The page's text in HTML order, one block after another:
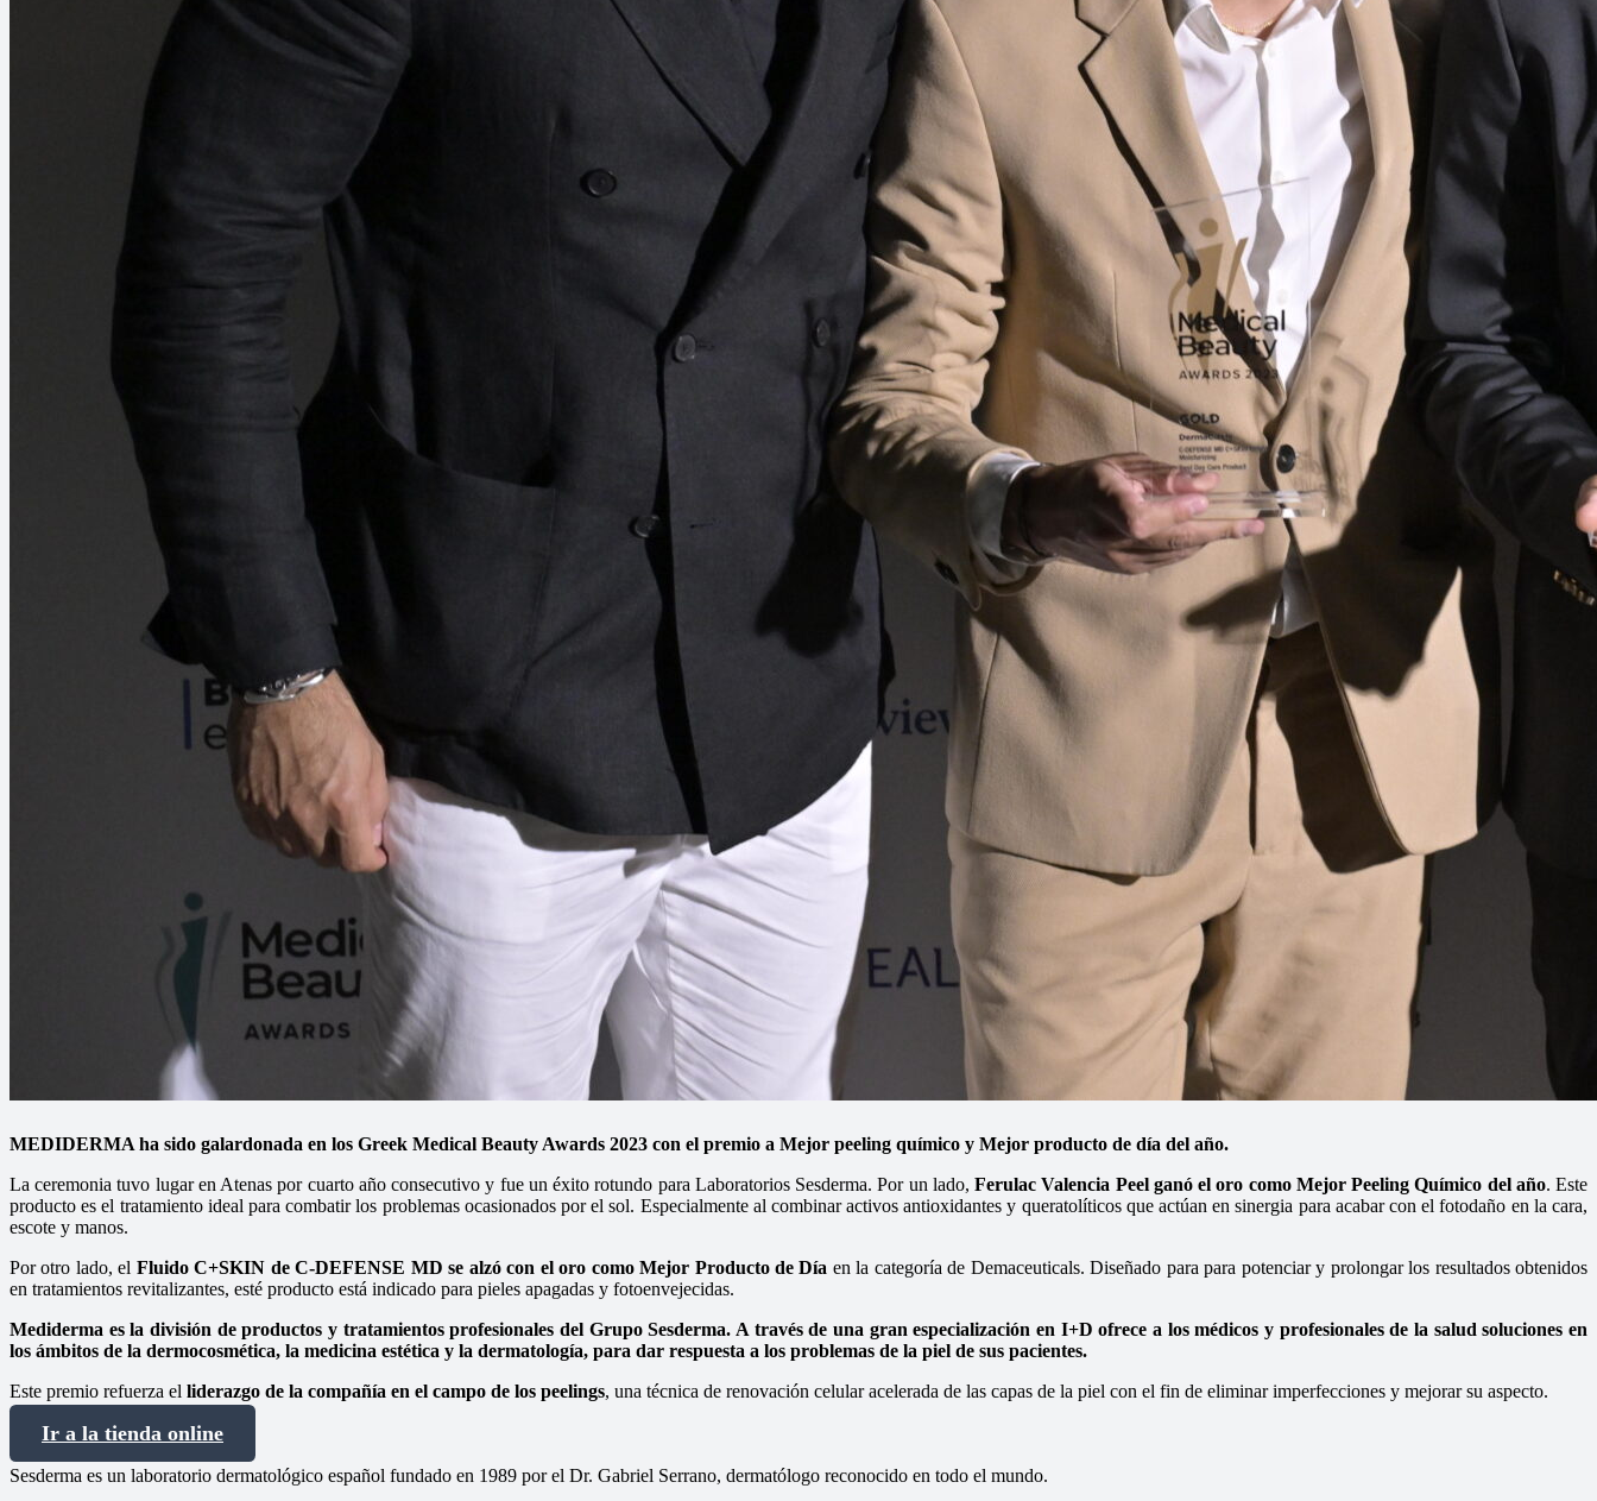
MEDIDERMA ha sido galardonada en los Greek Medical Beauty Awards 2023 con el premio a Mejor peeling químico y Mejor producto de día del año.
La ceremonia tuvo lugar en Atenas por cuarto año consecutivo y fue un éxito rotundo para Laboratorios Sesderma. Por un lado, Ferulac Valencia Peel ganó el oro como Mejor Peeling Químico del año. Este
producto es el tratamiento ideal para combatir los problemas ocasionados por el sol. Especialmente al combinar activos antioxidantes y queratolíticos que actúan en sinergia para acabar con el fotodaño en la cara,
escote y manos.
Por otro lado, el Fluido C+SKIN de C-DEFENSE MD se alzó con el oro como Mejor Producto de Día en la categoría de Demaceuticals. Diseñado para para potenciar y prolongar los resultados obtenidos
en tratamientos revitalizantes, esté producto está indicado para pieles apagadas y fotoenvejecidas.
Mediderma es la división de productos y tratamientos profesionales del Grupo Sesderma. A través de una gran especialización en I+D ofrece a los médicos y profesionales de la salud soluciones en
los ámbitos de la dermocosmética, la medicina estética y la dermatología, para dar respuesta a los problemas de la piel de sus pacientes.
Este premio refuerza el liderazgo de la compañía en el campo de los peelings, una técnica de renovación celular acelerada de las capas de la piel con el fin de eliminar imperfecciones y mejorar su aspecto.
Ir a la tienda online
Sesderma es un laboratorio dermatológico español fundado en 1989 por el Dr. Gabriel Serrano, dermatólogo reconocido en todo el mundo.